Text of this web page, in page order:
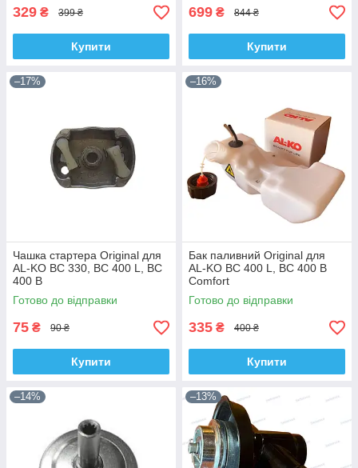
329 ₴ 399 ₴
Купити
699 ₴ 844 ₴
Купити
–17%
Чашка стартера Original для
AL-KO BC 330, BC 400 L, BC
400 B
Готово до відправки
75 ₴ 90 ₴
Купити
–16%
Бак паливний Original для
AL-KO BC 400 L, BC 400 B
Comfort
Готово до відправки
335 ₴ 400 ₴
Купити
–14% –13%